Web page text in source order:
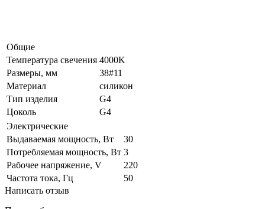
Общие
Температура свечения 4000K
Размеры, мм
38#11
Материал
силикон
Тип изделия
G4
Цоколь
G4
Электрические
Выдаваемая мощность, Вт
30
Потребляемая мощность, Вт 3
Рабочее напряжение, V
220
Частота тока, Гц
50
Написать отзыв